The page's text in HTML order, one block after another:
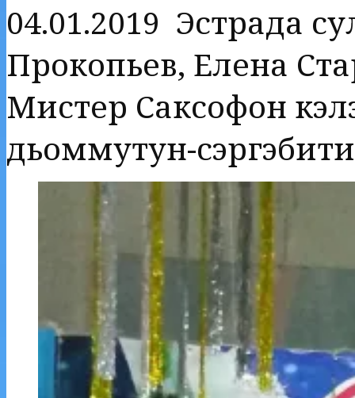
04.01.2019 Эстрада
Прокопьев, Елена
Мистер Саксофон
дьоммутун-